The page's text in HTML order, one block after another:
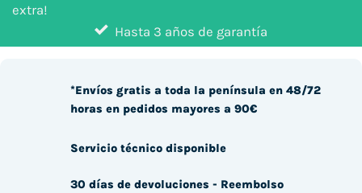
extra!
Hasta 3 años de garantía
*Envíos gratis a toda la península en 48/72
horas en pedidos mayores a 90€
Servicio técnico disponible
30 días de devoluciones - Reembolso